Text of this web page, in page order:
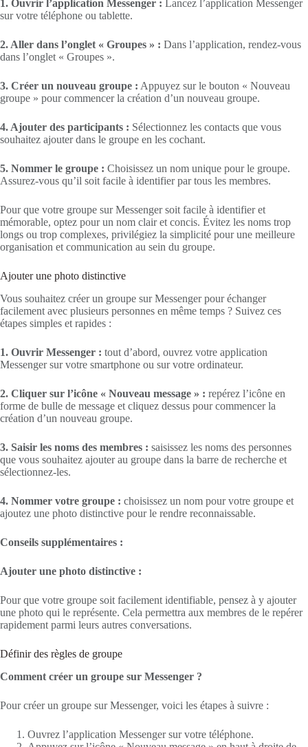
1. Ouvrir l’application Messenger : Lancez l’application Messenger
sur votre téléphone ou tablette.
2. Aller dans l’onglet « Groupes » : Dans l’application, rendez-vous
dans l’onglet « Groupes ».
3. Créer un nouveau groupe : Appuyez sur le bouton « Nouveau
groupe » pour commencer la création d’un nouveau groupe.
4. Ajouter des participants : Sélectionnez les contacts que vous
souhaitez ajouter dans le groupe en les cochant.
5. Nommer le groupe : Choisissez un nom unique pour le groupe.
Assurez-vous qu’il soit facile à identifier par tous les membres.
Pour que votre groupe sur Messenger soit facile à identifier et
mémorable, optez pour un nom clair et concis. Évitez les noms trop
longs ou trop complexes, privilégiez la simplicité pour une meilleure
organisation et communication au sein du groupe.
Ajouter une photo distinctive
Vous souhaitez créer un groupe sur Messenger pour échanger
facilement avec plusieurs personnes en même temps ? Suivez ces
étapes simples et rapides :
1. Ouvrir Messenger : tout d’abord, ouvrez votre application
Messenger sur votre smartphone ou sur votre ordinateur.
2. Cliquer sur l’icône « Nouveau message » : repérez l’icône en
forme de bulle de message et cliquez dessus pour commencer la
création d’un nouveau groupe.
3. Saisir les noms des membres : saisissez les noms des personnes
que vous souhaitez ajouter au groupe dans la barre de recherche et
sélectionnez-les.
4. Nommer votre groupe : choisissez un nom pour votre groupe et
ajoutez une photo distinctive pour le rendre reconnaissable.
Conseils supplémentaires :
Ajouter une photo distinctive :
Pour que votre groupe soit facilement identifiable, pensez à y ajouter
une photo qui le représente. Cela permettra aux membres de le repérer
rapidement parmi leurs autres conversations.
Définir des règles de groupe
Comment créer un groupe sur Messenger ?
Pour créer un groupe sur Messenger, voici les étapes à suivre :
Ouvrez l’application Messenger sur votre téléphone.